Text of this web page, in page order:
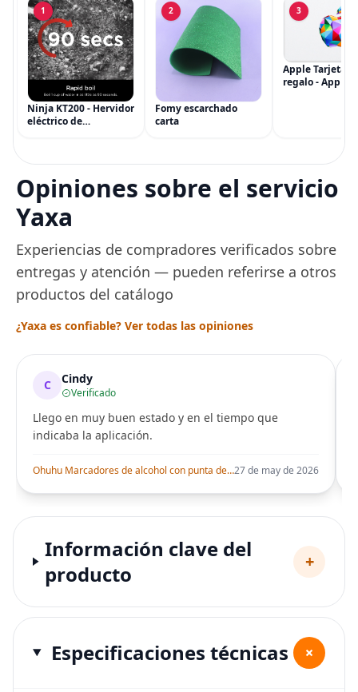
1
Ninja KT200 - Hervidor
eléctrico de
ajuste de temperatura
de Acero
2
Fomy escarchado
carta
3
Apple Tarjeta
regalo - App
Opiniones sobre el servicio
Yaxa
Experiencias de compradores verificados sobre
entregas y atención — pueden referirse a otros
productos del catálogo
¿Yaxa es confiable? Ver todas las opiniones
C Cindy
Verificado
Llego en muy buen estado y en el tiempo que
indicaba la aplicación.
Ohuhu Marcadores de alcohol con punta de pincel – Juego de marcadores artísticos de doble punta con certificación AP para artistas adultos27 de may de 2026
Información clave del
producto
+
Especificaciones técnicas +